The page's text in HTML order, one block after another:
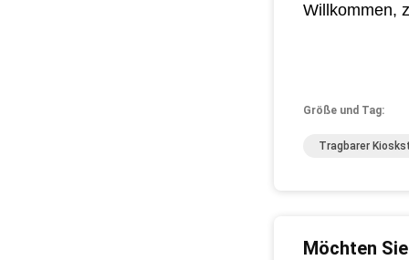
Willkommen,
Größe und Tag:
Tragbarer
Möchten